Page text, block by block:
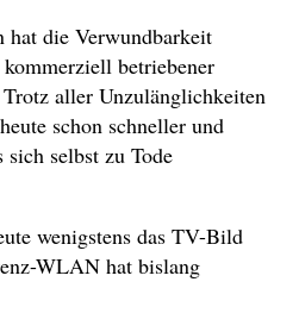
hat die Verwundbarkeit
betriebener
aller Unzulänglichkeiten
schon schneller und
selbst zu Tode
wenigstens das TV-Bild
WLAN hat bislang